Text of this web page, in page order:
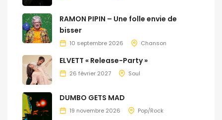
RAMON PIPIN – Une folle envie de
bisser
10 septembre 2026 Chanson
ELVETT « Release-Party »
26 février 2027 Soul
DUMBO GETS MAD
19 novembre 2026 Pop/Rock